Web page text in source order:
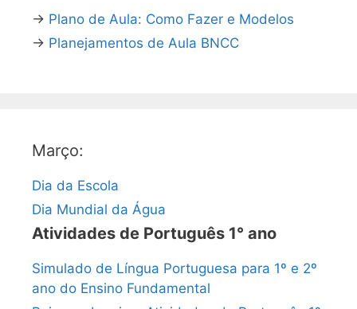
→ Plano de Aula: Como Fazer e Modelos
→ Planejamentos de Aula BNCC
Março:
Dia da Escola
Dia Mundial da Água
Atividades de Português 1° ano
Simulado de Língua Portuguesa para 1º e 2º
ano do Ensino Fundamental